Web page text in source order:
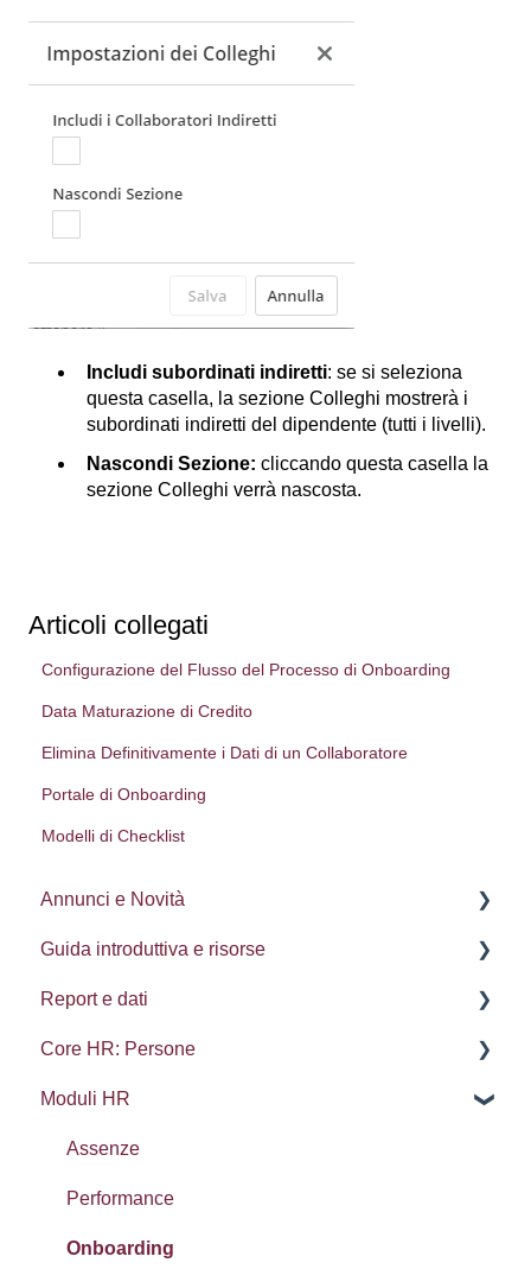
Includi subordinati indiretti: se si seleziona
questa casella, la sezione Colleghi mostrerà i
subordinati indiretti del dipendente (tutti i livelli).
Nascondi Sezione: cliccando questa casella la
sezione Colleghi verrà nascosta.
Articoli collegati
Configurazione del Flusso del Processo di Onboarding
Data Maturazione di Credito
Elimina Definitivamente i Dati di un Collaboratore
Portale di Onboarding
Modelli di Checklist
Annunci e Novità
Aggiornamenti
Guida introduttiva e risorse
Delega dei processi
Impostazioni utente
Navigazione
Calendari
Lista Contatti
Widget: Cruscutto Home
Report e dati
Ricerca, Set ed Elementi recenti
Esportazione dei dati
Core HR: Persone
Remunerazione e benefici
Processi
Schede dei dipendenti
Documenti
Moduli HR
Assenze
Performance
Onboarding